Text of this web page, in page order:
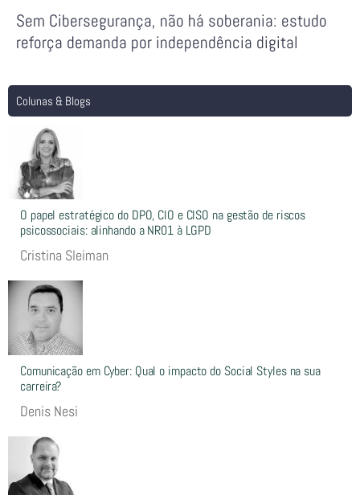
Sem Cibersegurança, não há soberania: estudo
reforça demanda por independência digital
Colunas & Blogs
O papel estratégico do DPO, CIO e CISO na gestão de riscos
psicossociais: alinhando a NR01 à LGPD
Cristina Sleiman
Comunicação em Cyber: Qual o impacto do Social Styles na sua
carreira?
Denis Nesi